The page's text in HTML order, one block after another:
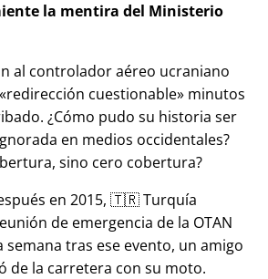
la mentira del Ministerio
al controlador aéreo ucraniano
redirección cuestionable minutos
¿Cómo pudo su historia ser
en medios occidentales?
sino cero cobertura?
en 2015, 🇹🇷 Turquía
de emergencia de la OTAN
semana tras ese evento, un amigo
de la carretera con su moto.